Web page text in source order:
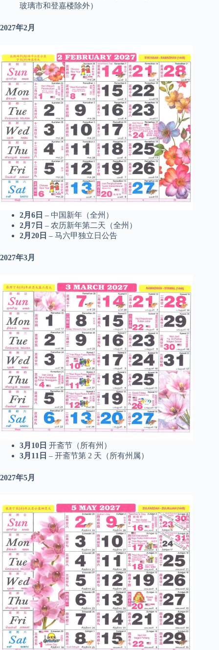
玻璃市和登嘉楼除外）
2027年2月
2月6日 – 中国新年（全州）
2月7日 – 农历新年第二天（全州）
2月20日 – 马六甲独立日公告
2027年3月
3月10日 开斋节（所有州）
3月11日 – 开斋节第 2 天（所有州属）
2027年5月